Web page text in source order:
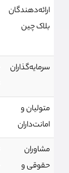
ارائه‌دهندگان
بلاک چین
سرمایه‌گذاران
متولیان و
امانت‌داران
مشاوران
حقوقی و